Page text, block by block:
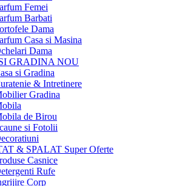
Femei
Barbati
Dama
Casa si Masina
Dama
GRADINANOU
si Gradina
& Intretinere
Gradina
de Birou
si Fotolii
& SPALAT Super Oferte
Casnice
Rufe
Corp